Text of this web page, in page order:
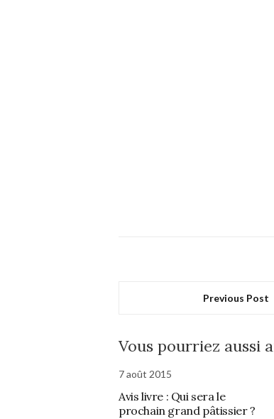
Previous Post
Vous pourriez aussi
7 août 2015
Avis livre : Qui sera le
prochain grand pâtissier ?